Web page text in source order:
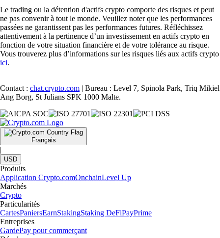
Le trading ou la détention d'actifs crypto comporte des risques et peut
ne pas convenir à tout le monde. Veuillez noter que les performances
passées ne garantissent pas les performances futures. Réfléchissez
attentivement à la pertinence d’un investissement en actifs crypto en
fonction de votre situation financière et de votre tolérance au risque.
Vous trouverez plus d’informations sur les risques liés aux actifs crypto
ici.
Contact : chat.crypto.com | Bureau : Level 7, Spinola Park, Triq Mikiel
Ang Borg, St Julians SPK 1000 Malte.
Français
|
USD
Produits
Application Crypto.comOnchainLevel Up
Marchés
Crypto
Particularités
CartesPaniersEarnStakingStaking DeFiPayPrime
Entreprises
GardePay pour commerçant